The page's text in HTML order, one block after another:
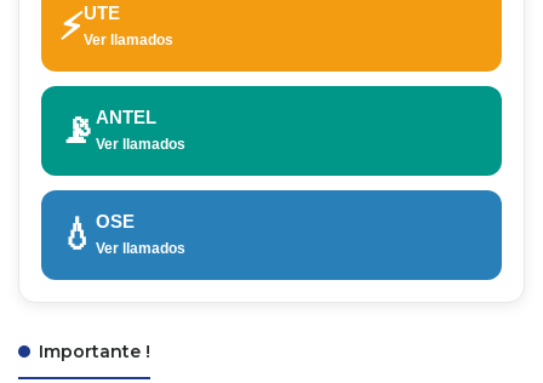
⚡UTE
Ver llamados
📡 ANTEL
Ver llamados
💧 OSE
Ver llamados
Importante !